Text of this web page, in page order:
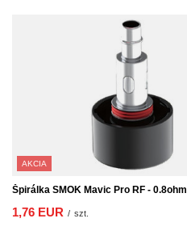
AKCIA
Špirálka SMOK Mavic Pro RF - 0.8ohm
1,76 EUR / szt.